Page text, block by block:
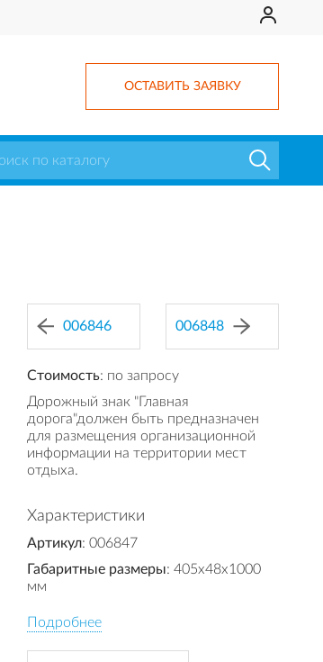
ОСТАВИТЬ ЗАЯВКУ
006846 006848
Стоимость: по запросу
Дорожный знак "Главная
дорога"должен быть предназначен
для размещения организационной
информации на территории мест
отдыха.
Характеристики
Артикул: 006847
Габаритные размеры: 405x48x1000
мм
Подробнее